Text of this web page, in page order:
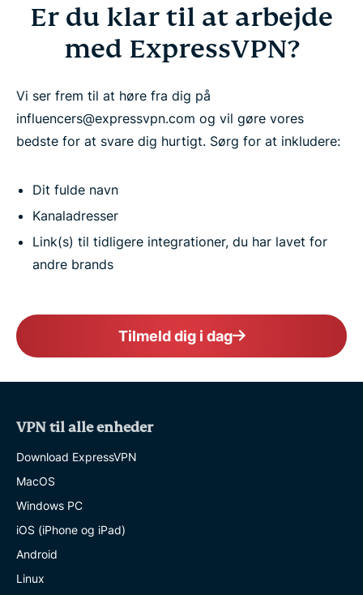
Er du klar til at arbejde
med ExpressVPN?
Vi ser frem til at høre fra dig på
influencers@expressvpn.com og vil gøre vores
bedste for at svare dig hurtigt. Sørg for at inkludere:
Dit fulde navn
Kanaladresser
Link(s) til tidligere integrationer, du har lavet for
andre brands
Tilmeld dig i dag
VPN til alle enheder
Download ExpressVPN
MacOS
Windows PC
iOS (iPhone og iPad)
Android
Linux